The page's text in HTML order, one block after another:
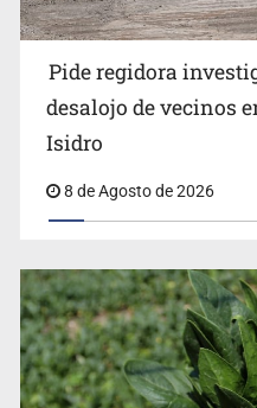
Michoacán
Pide regidora
desalojo de vecinos
Isidro
8 de Agosto de 2026